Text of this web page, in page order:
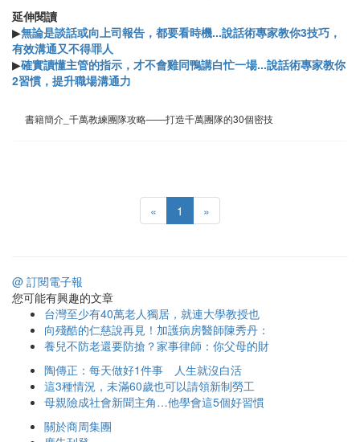
延伸閱讀
▶無論是談話或向上司報告，都要看時機...說話術專家教你3技巧，
有效溝通又不得罪人
▶確實讀懂主管的指示，才不會雞同鴨講白忙一場...說話術專家教你
2習慣，提升職場溝通力
書籍簡介_千萬教練團隊攻略——打造千萬團隊的30個密技
« 1 »
@ 訂閱電子報
您可能有興趣的文章
台灣至少有40萬老人獨居，就連大學教授也
向殘酷的仁慈說再見！加護病房醫師陳秀丹：
養兒不防老還要防搶？家事律師：你父母的財
陶傳正：每天做好1件事 人生就沒白活
這3種情況，未滿60歲也可以請領新制勞工
母親險成社會新聞主角…他學會這5個好習慣
關於商周集團